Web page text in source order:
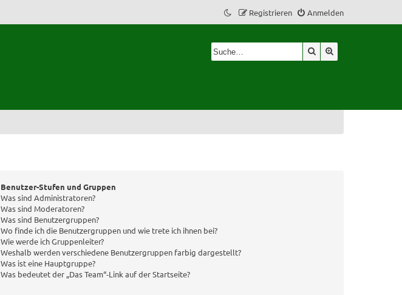
Anmelden
Registrieren
Suche
Benutzer-Stufen und Gruppen
Was sind Administratoren?
Was sind Moderatoren?
Was sind Benutzergruppen?
Wo finde ich die Benutzergruppen und wie trete ich ihnen bei?
Wie werde ich Gruppenleiter?
Weshalb werden verschiedene Benutzergruppen farbig dargestellt?
Was ist eine Hauptgruppe?
Was bedeutet der „Das Team“-Link auf der Startseite?